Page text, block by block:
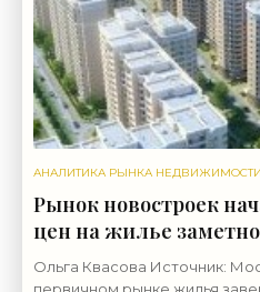
АНАЛИТИКА РЫНКА НЕДВИЖИМОСТИ
Рынок новостроек
цен на жилье
«Аналитика рынка»
Ольга Квасова Источник: